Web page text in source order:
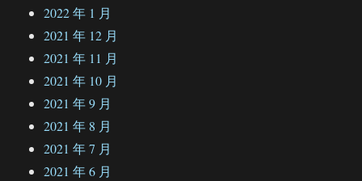
2022 年 1 月
2021 年 12 月
2021 年 11 月
2021 年 10 月
2021 年 9 月
2021 年 8 月
2021 年 7 月
2021 年 6 月